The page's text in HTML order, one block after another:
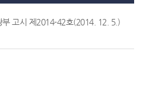
고시 제2014-42호(2014. 12. 5.)